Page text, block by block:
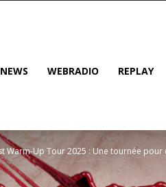
NEWS WEBRADIO REPLAY
Warm-Up Tour 2025 : Une tournée